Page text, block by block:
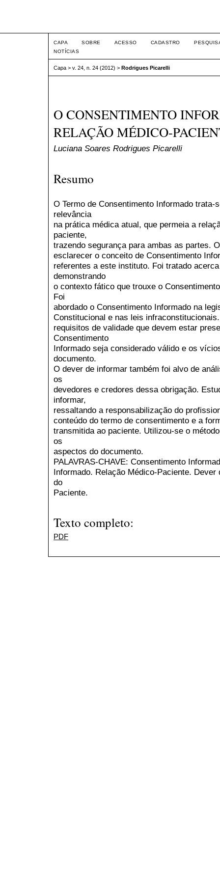
CAPA SOBRE ACESSO CADASTRO
NOTÍCIAS
Capa > v. 24, n. 24 (2012) > Rodrigues Picarelli
O CONSENTIMENTO
RELAÇÃO MÉDICO-
Luciana Soares Rodrigues Picarelli
Resumo
O Termo de Consentimento Informado trata-
relevância
na prática médica atual, que permeia a
paciente,
trazendo segurança para ambas as partes.
esclarecer o conceito de Consentimento
referentes a este instituto. Foi tratado
demonstrando
o contexto fático que trouxe o
Foi
abordado o Consentimento Informado na
Constitucional e nas leis
requisitos de validade que devem estar
Consentimento
Informado seja considerado válido e os
documento.
O dever de informar também foi alvo de
os
devedores e credores dessa obrigação.
informar,
ressaltando a responsabilização do
conteúdo do termo de consentimento e a
transmitida ao paciente. Utilizou-se o
os
aspectos do documento.
PALAVRAS-CHAVE: Consentimento
Informado. Relação Médico-Paciente.
do
Paciente.
Texto completo:
PDF